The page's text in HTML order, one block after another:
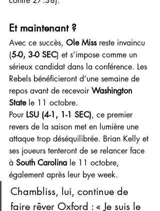
Et maintenant ?
Avec ce succès, Ole Miss reste invaincu
(5-0, 3-0 SEC) et s’impose comme un
sérieux candidat dans la conférence. Les
Rebels bénéficieront d’une semaine de
repos avant de recevoir Washington
State le 11 octobre.
Pour LSU (4-1, 1-1 SEC), ce premier
revers de la saison met en lumière une
attaque trop déséquilibrée. Brian Kelly et
ses joueurs tenteront de se relancer face
à South Carolina le 11 octobre,
également après leur bye week.
Chambliss, lui, continue de
faire rêver Oxford : « Je suis le